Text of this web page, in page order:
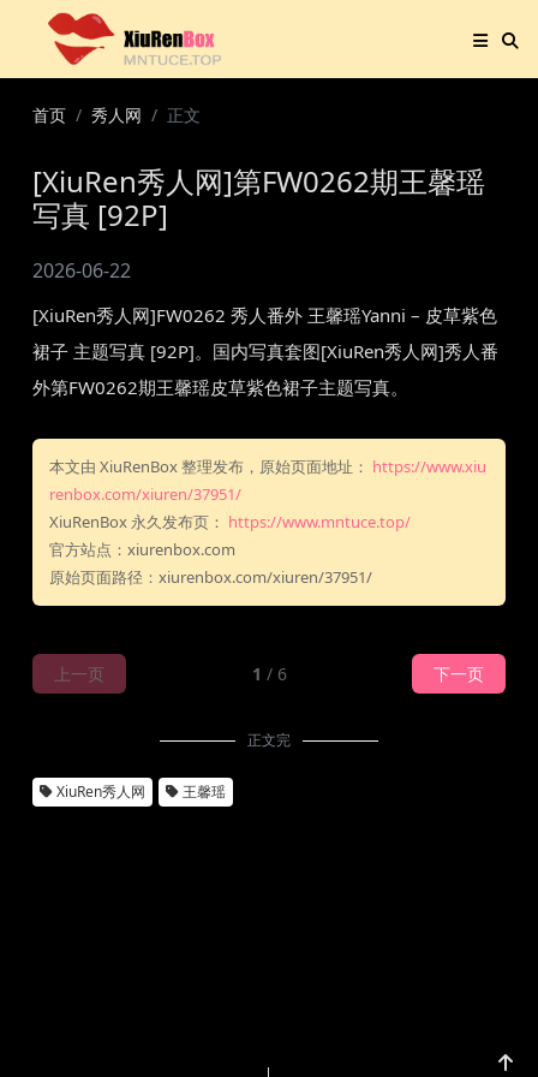
首页 秀人网 正文
[XiuRen秀人网]第FW0262期王馨瑶
写真 [92P]
2026-06-22
[XiuRen秀人网]FW0262 秀人番外 王馨瑶Yanni – 皮草紫色
裙子 主题写真 [92P]。国内写真套图[XiuRen秀人网]秀人番
外第FW0262期王馨瑶皮草紫色裙子主题写真。
本文由 XiuRenBox 整理发布，原始页面地址： https://www.xiu
renbox.com/xiuren/37951/
XiuRenBox 永久发布页： https://www.mntuce.top/
官方站点：xiurenbox.com
原始页面路径：xiurenbox.com/xiuren/37951/
上一页 1 / 6 下一页
正文完
XiuRen秀人网 王馨瑶